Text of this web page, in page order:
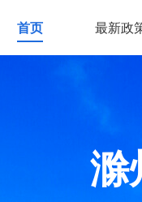
首页 最新政
滁